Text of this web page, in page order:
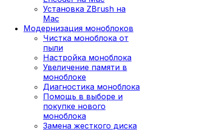
Установка ZBrush на
Mac
Модернизация моноблоков
Чистка моноблока от
пыли
Настройка моноблока
Увеличение памяти в
моноблоке
Диагностика моноблока
Помощь в выборе и
покупке нового
моноблока
Замена жесткого диска